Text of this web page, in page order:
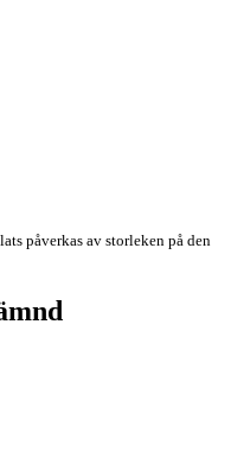
påverkas av storleken på den